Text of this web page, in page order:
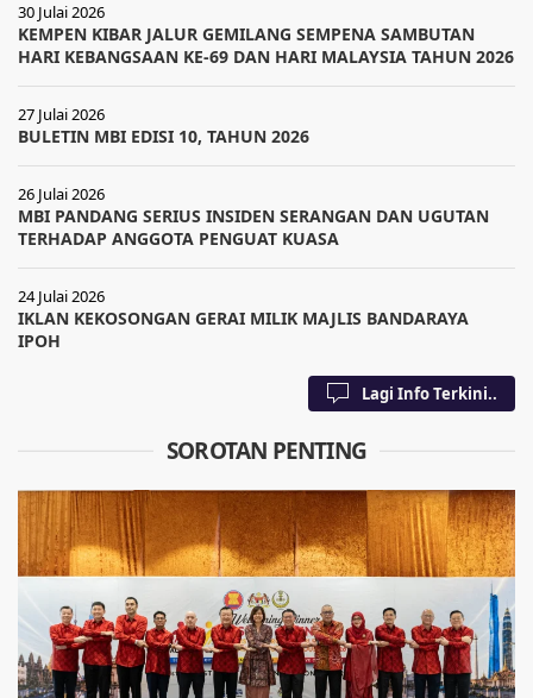
30 Julai 2026
KEMPEN KIBAR JALUR GEMILANG SEMPENA SAMBUTAN
HARI KEBANGSAAN KE-69 DAN HARI MALAYSIA TAHUN 2026
27 Julai 2026
BULETIN MBI EDISI 10, TAHUN 2026
26 Julai 2026
MBI PANDANG SERIUS INSIDEN SERANGAN DAN UGUTAN
TERHADAP ANGGOTA PENGUAT KUASA
24 Julai 2026
IKLAN KEKOSONGAN GERAI MILIK MAJLIS BANDARAYA
IPOH
Lagi Info Terkini..
SOROTAN PENTING